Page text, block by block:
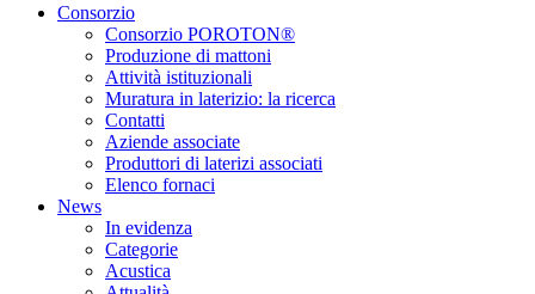
Consorzio
Consorzio POROTON®
Produzione di mattoni
Attività istituzionali
Muratura in laterizio: la ricerca
Contatti
Aziende associate
Produttori di laterizi associati
Elenco fornaci
News
In evidenza
Categorie
Acustica